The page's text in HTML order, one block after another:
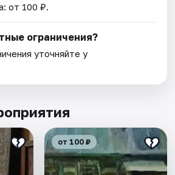
от 100 ₽.
ограничения?
уточняйте у
от 100 ₽